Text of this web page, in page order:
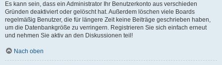
Es kann sein, dass ein Administrator Ihr Benutzerkonto aus verschieden
Gründen deaktiviert oder gelöscht hat. Außerdem löschen viele Boards
regelmäßig Benutzer, die für längere Zeit keine Beiträge geschrieben haben,
um die Datenbankgröße zu verringern. Registrieren Sie sich einfach erneut
und nehmen Sie aktiv an den Diskussionen teil!
Nach oben